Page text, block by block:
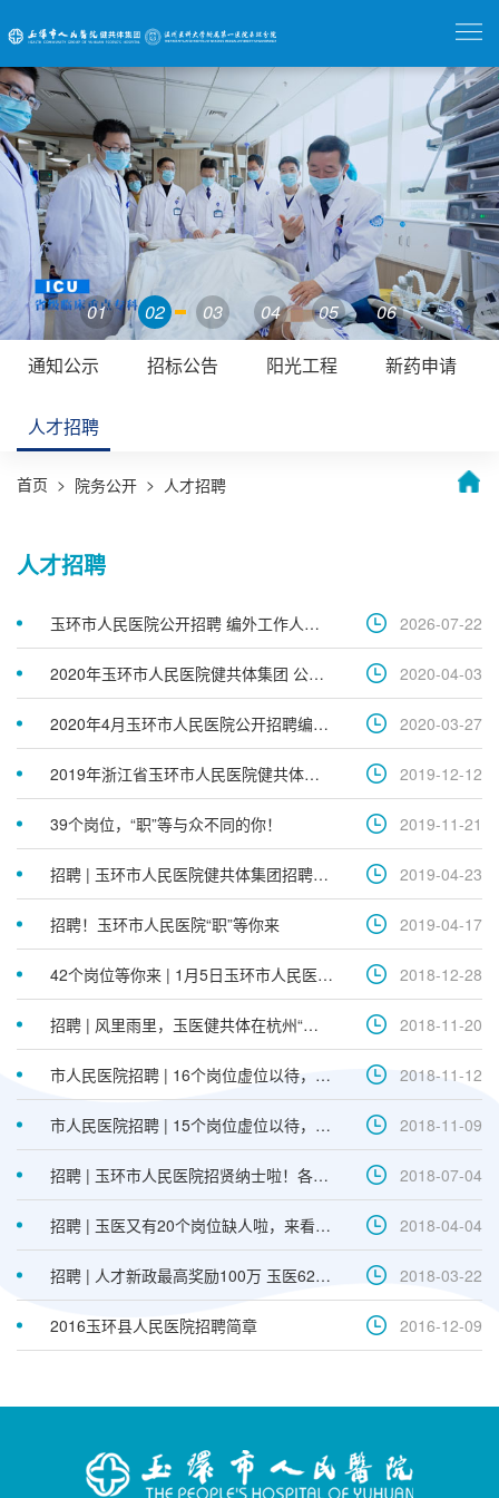
01 02 03 04 05 06
通知公示 招标公告 阳光工程 新药申请
人才招聘
首页 > 院务公开 > 人才招聘
人才招聘
2026-07-22
玉环市人民医院公开招聘 编外工作人员公告 招聘岗位
2020-04-03
2020年玉环市人民医院健共体集团 公开招聘高层次卫技人员公告
2020-03-27
2020年4月玉环市人民医院公开招聘编外工作人员公告
2019-12-12
2019年浙江省玉环市人民医院健共体集团 赴浙江中医药大学公开招聘卫技人员成绩公示
2019-11-21
39个岗位，“职”等与众不同的你！
2019-04-23
招聘 | 玉环市人民医院健共体集团招聘信息技术人员
2019-04-17
招聘！玉环市人民医院“职”等你来
2018-12-28
42个岗位等你来 | 1月5日玉环市人民医院健共体将赴温州招聘
2018-11-20
招聘 | 风里雨里，玉医健共体在杭州“天使之翼”招聘会等你！
2018-11-12
市人民医院招聘 | 16个岗位虚位以待，等你来！
2018-11-09
市人民医院招聘 | 15个岗位虚位以待，等你来！
2018-07-04
招聘 | 玉环市人民医院招贤纳士啦！各路英雄请留步！
2018-04-04
招聘 | 玉医又有20个岗位缺人啦，来看看有没有适合你的~
2018-03-22
招聘 | 人才新政最高奖励100万 玉医62个岗位等你来
2016-12-09
2016玉环县人民医院招聘简章